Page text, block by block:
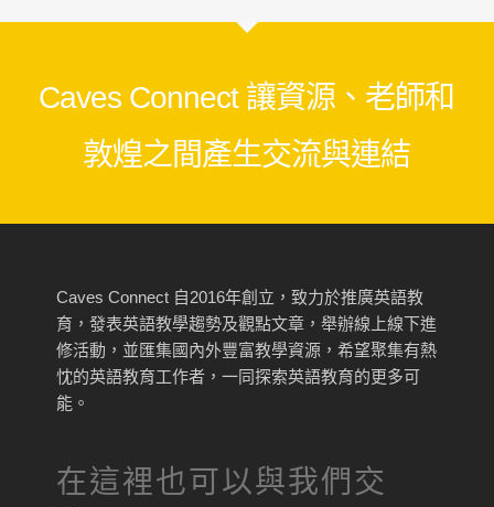
Link
Caves Connect 讓資源、老師和
敦煌之間產生交流與連結
Caves Connect 自2016年創立，致力於推廣英語教
育，發表英語教學趨勢及觀點文章，舉辦線上線下進
修活動，並匯集國內外豐富教學資源，希望聚集有熱
忱的英語教育工作者，一同探索英語教育的更多可
能。
在這裡也可以與我們交